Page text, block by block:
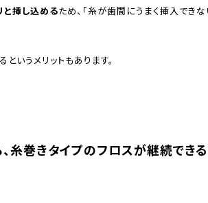
挿し込めるため、「糸が歯間にうまく挿入でき
いうメリットもあります。
、糸巻きタイプのフロスが継続で